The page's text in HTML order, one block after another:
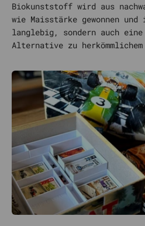
Biokunststoff wird aus
wie Maisstärke gewonnen
langlebig, sondern auch
Alternative zu